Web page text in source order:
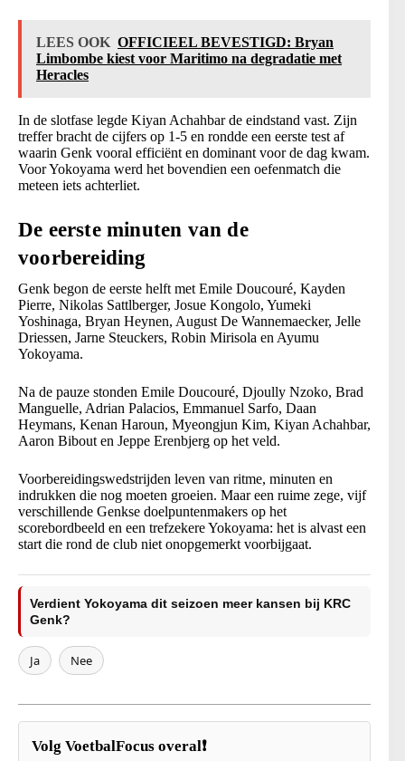
LEES OOK OFFICIEEL BEVESTIGD: Bryan
Limbombe kiest voor Maritimo na degradatie met
Heracles
In de slotfase legde Kiyan Achahbar de eindstand vast. Zijn
treffer bracht de cijfers op 1-5 en rondde een eerste test af
waarin Genk vooral efficiënt en dominant voor de dag kwam.
Voor Yokoyama werd het bovendien een oefenmatch die
meteen iets achterliet.
De eerste minuten van de
voorbereiding
Genk begon de eerste helft met Emile Doucouré, Kayden
Pierre, Nikolas Sattlberger, Josue Kongolo, Yumeki
Yoshinaga, Bryan Heynen, August De Wannemaecker, Jelle
Driessen, Jarne Steuckers, Robin Mirisola en Ayumu
Yokoyama.
Na de pauze stonden Emile Doucouré, Djoully Nzoko, Brad
Manguelle, Adrian Palacios, Emmanuel Sarfo, Daan
Heymans, Kenan Haroun, Myeongjun Kim, Kiyan Achahbar,
Aaron Bibout en Jeppe Erenbjerg op het veld.
Voorbereidingswedstrijden leven van ritme, minuten en
indrukken die nog moeten groeien. Maar een ruime zege, vijf
verschillende Genkse doelpuntenmakers op het
scorebordbeeld en een trefzekere Yokoyama: het is alvast een
start die rond de club niet onopgemerkt voorbijgaat.
Verdient Yokoyama dit seizoen meer kansen bij KRC
Genk?
Ja Nee
Volg VoetbalFocus overal❗